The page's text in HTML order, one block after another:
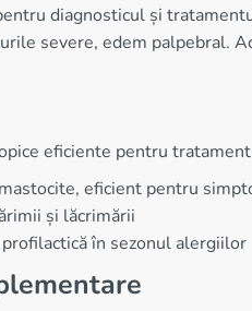
diagnosticul și
severe, edem
eficiente pentru
eficient pentru
și lăcrimării
în sezonul alergiilor